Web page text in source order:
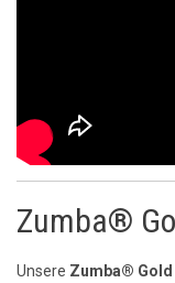
Zumba®
Unsere Zumba® Gold